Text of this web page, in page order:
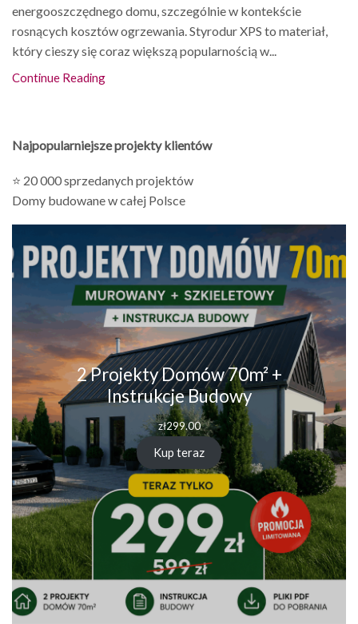
energooszczędnego domu, szczególnie w kontekście
rosnących kosztów ogrzewania. Styrodur XPS to materiał,
który cieszy się coraz większą popularnością w...
Continue Reading
Najpopularniejsze projekty klientów
⭐ 20 000 sprzedanych projektów
Domy budowane w całej Polsce
2 Projekty Domów 70m² +
Instrukcje Budowy
zł299.00
Kup teraz